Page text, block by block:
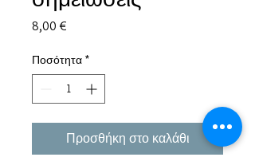
8,00 €
Ποσότητα *
Προσθήκη στο καλάθι